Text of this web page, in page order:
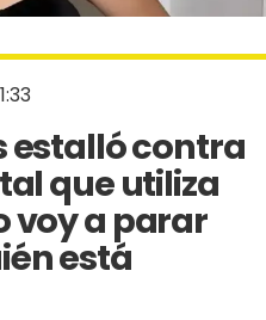
estalló contra
que utiliza
voy a parar
está